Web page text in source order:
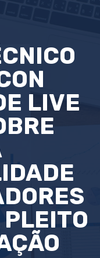
LIVE